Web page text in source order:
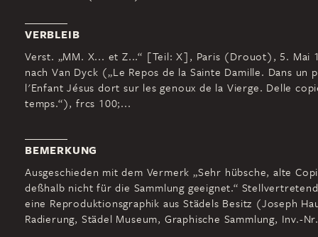
VERBLEIB
Verst. „MM. X... et Z...“ [Teil: X], Paris (Drouot), 5. Mai
nach Van Dyck („Le Repos de la Sainte Damille. Dans un
l'Enfant Jésus dort sur les genoux de la Vierge. Delle
temps.“), frcs 100;...
BEMERKUNG
Ausgeschieden mit dem Vermerk „Sehr hübsche, alte
deßhalb nicht für die Sammlung geeignet.“
eine Reproduktionsgraphik aus Städels Besitz (Joseph
Radierung, Städel Museum, Graphische Sammlung, Inv.-